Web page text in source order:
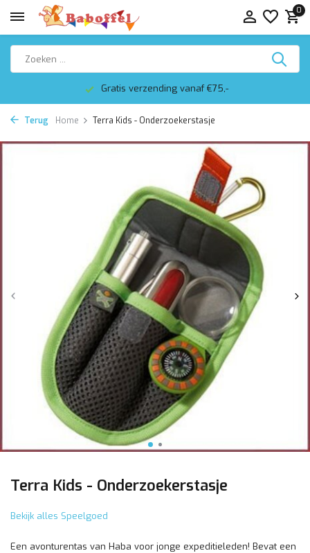
0
Gratis verzending vanaf €75,-
Terug Home Terra Kids - Onderzoekerstasje
Terra Kids - Onderzoekerstasje
Bekijk alles Speelgoed
Een avonturentas van Haba voor jonge expeditieleden! Bevat een